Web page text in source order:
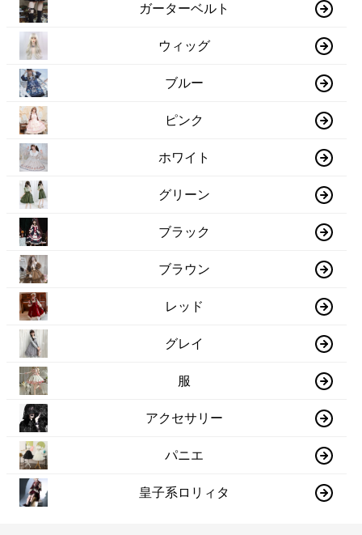
ガーターベルト
ウィッグ
ブルー
ピンク
ホワイト
グリーン
ブラック
ブラウン
レッド
グレイ
服
アクセサリー
パニエ
皇子系ロリィタ